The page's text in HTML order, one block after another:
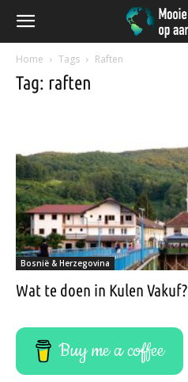
Home Tags Raften
Tag: raften
Bosnië & Herzegovina
Wat te doen in Kulen Vakuf?
Buy me a coffee